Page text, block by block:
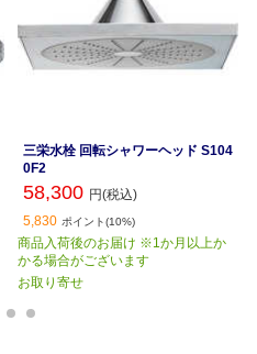
三栄水栓 回転シャワーヘッド S104
0F2
58,300 円(税込)
5,830 ポイント(10%)
商品入荷後のお届け ※1か月以上か
かる場合がございます
お取り寄せ